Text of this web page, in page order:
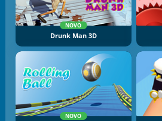
NOVO
Drunk Man 3D
NOVO